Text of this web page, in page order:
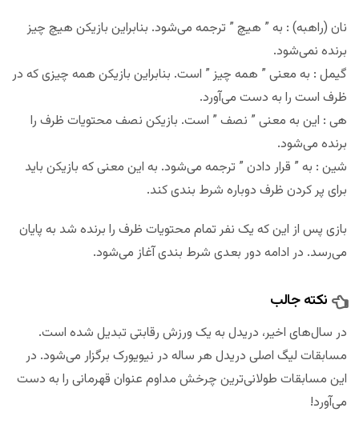
نان (راهبه) : به ” هیچ ” ترجمه می‌شود. بنابراین بازیکن هیچ چیز
برنده نمی‌شود.
گیمل : به معنی ” همه چیز ” است. بنابراین بازیکن همه چیزی که در
ظرف است را به دست می‌آورد.
هی : این به معنی ” نصف ” است. بازیکن نصف محتویات ظرف را
برنده می‌شود.
شین : به ” قرار دادن ” ترجمه می‌شود. به این معنی که بازیکن باید
برای پر کردن ظرف دوباره شرط بندی کند.
بازی پس از این که یک نفر تمام محتویات ظرف را برنده شد به پایان
می‌رسد. در ادامه دور بعدی شرط بندی آغاز می‌شود.
نکته جالب
در سال‌های اخیر، دریدل به یک ورزش رقابتی تبدیل شده است.
مسابقات لیگ اصلی دریدل هر ساله در نیویورک برگزار می‌شود. در
این مسابقات طولانی‌ترین چرخش مداوم عنوان قهرمانی را به دست
می‌آورد!